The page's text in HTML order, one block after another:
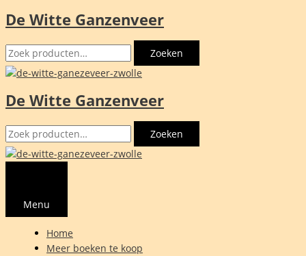
Ga
de
inhoud
De Witte Ganzenveer
Zoeken
naar:
Zoeken
De Witte Ganzenveer
Zoeken
naar:
Zoeken
Menu
Home
Meer boeken te koop